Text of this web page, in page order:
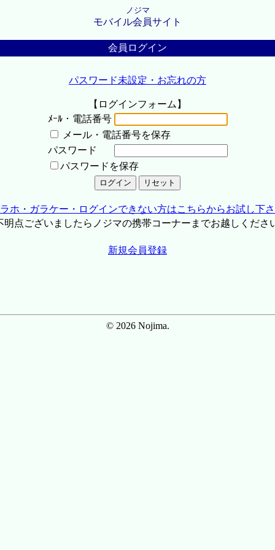
ノジマ
モバイル会員サイト
会員ログイン
パスワード未設定・お忘れの方
【ログインフォーム】
ﾒｰﾙ・電話番号
メール・電話番号を保存
パスワード
パスワードを保存
ホ・ガラケー・ログインできない方はこちらからお試し下
点ございましたらノジマの携帯コーナーまでお越しくださ
新規会員登録
© 2026 Nojima.